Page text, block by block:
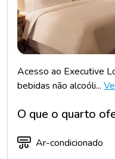
Acesso ao Executive
bebidas não alcoóli...
O que o quarto
Ar-condicionado